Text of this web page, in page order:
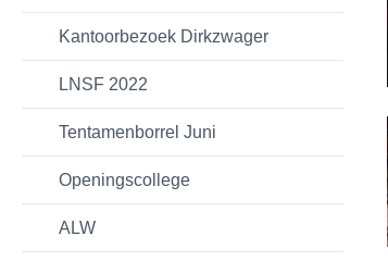
Kantoorbezoek Dirkzwager
LNSF 2022
Tentamenborrel Juni
Openingscollege
ALW